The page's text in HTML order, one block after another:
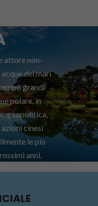
attore non-
dei mari
grandi
polare, in
geopolitica,
cinesi
le più
anni.